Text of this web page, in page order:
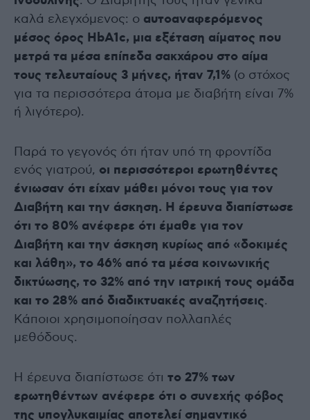
καλά ελεγχόμενος: ο αυτοαναφερόμενος
μέσος όρος HbA1c, μια εξέταση αίματος που
μετρά τα μέσα επίπεδα σακχάρου στο αίμα
τους τελευταίους 3 μήνες, ήταν 7,1% (ο στόχος
για τα περισσότερα άτομα με διαβήτη είναι 7%
ή λιγότερο).
Παρά το γεγονός ότι ήταν υπό τη φροντίδα
ενός γιατρού, οι περισσότεροι ερωτηθέντες
ένιωσαν ότι είχαν μάθει μόνοι τους για τον
Διαβήτη και την άσκηση. Η έρευνα διαπίστωσε
ότι το 80% ανέφερε ότι έμαθε για τον
Διαβήτη και την άσκηση κυρίως από «δοκιμές
και λάθη», το 46% από τα μέσα κοινωνικής
δικτύωσης, το 32% από την ιατρική τους ομάδα
και το 28% από διαδικτυακές αναζητήσεις.
Κάποιοι χρησιμοποίησαν πολλαπλές
μεθόδους.
Η έρευνα διαπίστωσε ότι το 27% των
ερωτηθέντων ανέφερε ότι ο συνεχής φόβος
της υπογλυκαιμίας αποτελεί σημαντικό